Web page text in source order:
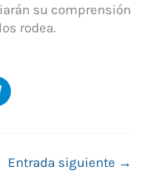
su comprensión
rodea.
Entrada siguiente →